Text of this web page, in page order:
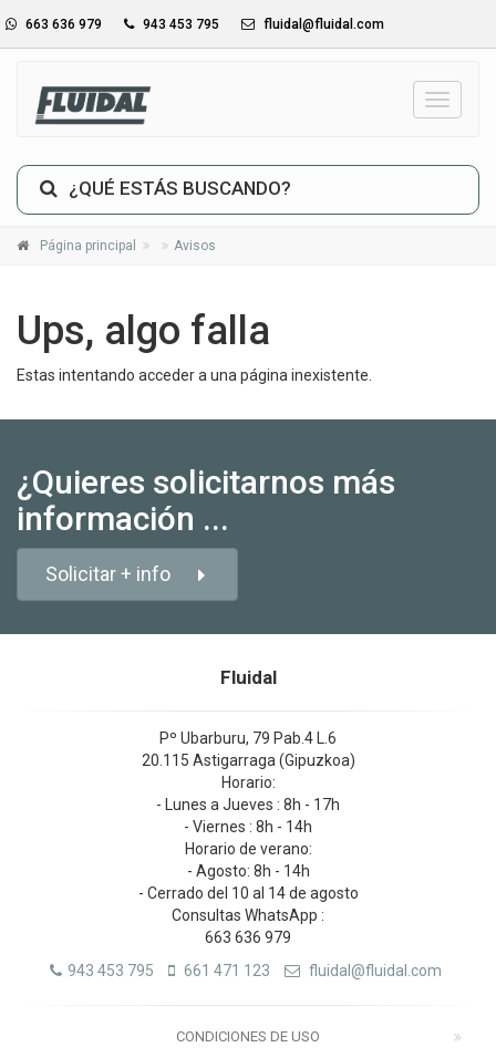
663 636 979 943 453 795 fluidal@fluidal.com
¿QUÉ ESTÁS BUSCANDO?
Página principal Avisos
Ups, algo falla
Estas intentando acceder a una página inexistente.
¿Quieres solicitarnos más
información ...
Solicitar + info
Fluidal
Pº Ubarburu, 79 Pab.4 L.6
20.115 Astigarraga (Gipuzkoa)
Horario:
- Lunes a Jueves : 8h - 17h
- Viernes : 8h - 14h
Horario de verano:
- Agosto: 8h - 14h
- Cerrado del 10 al 14 de agosto
Consultas WhatsApp :
663 636 979
943 453 795
661 471 123 fluidal@fluidal.com
CONDICIONES DE USO